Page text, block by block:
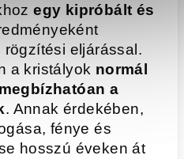
egy kipróbált és
rögzítési eljárással.
a kristályok normál
a
. Annak érdekében,
fénye és
hosszú éveken át